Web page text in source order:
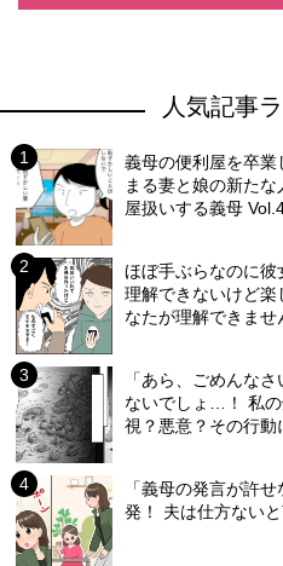
人気記事
義母の便利屋を卒
まる妻と娘の新た
屋扱いする義母
ほぼ手ぶらなのに
理解できないけど
なたが理解できませ
「あら、ごめんな
ないでしょ…！ 私
視？悪意？その行
「義母の発言が許
発！ 夫は仕方ない